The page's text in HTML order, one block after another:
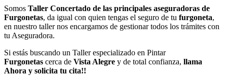
Somos Taller Concertado de las principales aseguradoras de
Furgonetas, da igual con quien tengas el seguro de tu furgoneta,
en nuestro taller nos encargamos de gestionar todos los trámites con
tu Aseguradora.
Si estás buscando un Taller especializado en Pintar
Furgonetas cerca de Vista Alegre y de total confianza, llama
Ahora y solicita tu cita!!